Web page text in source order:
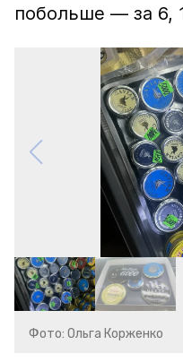
побольше — за 6,
Фото: Ольга Корженко